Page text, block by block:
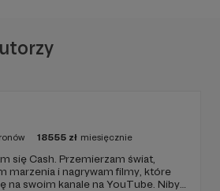
18555 zł miesięcznie
się Cash. Przemierzam świat,
marzenia i nagrywam filmy, które
na swoim kanale na YouTube. Niby